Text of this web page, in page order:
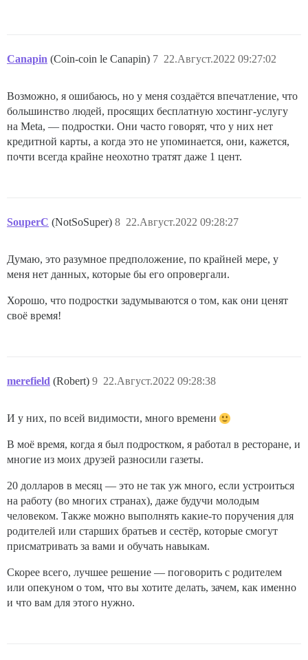
Canapin (Coin-coin le Canapin) 22.Август.2022 09:27:02
7
Возможно, я ошибаюсь, но у меня создаётся впечатление, что
большинство людей, просящих бесплатную хостинг-услугу
на Meta, — подростки. Они часто говорят, что у них нет
кредитной карты, а когда это не упоминается, они, кажется,
почти всегда крайне неохотно тратят даже 1 цент.
SouperC (NotSoSuper) 22.Август.2022 09:28:27
8
Думаю, это разумное предположение, по крайней мере, у
меня нет данных, которые бы его опровергали.
Хорошо, что подростки задумываются о том, как они ценят
своё время!
merefield (Robert) 22.Август.2022 09:28:38
9
И у них, по всей видимости, много времени
В моё время, когда я был подростком, я работал в ресторане, и
многие из моих друзей разносили газеты.
20 долларов в месяц — это не так уж много, если устроиться
на работу (во многих странах), даже будучи молодым
человеком. Также можно выполнять какие-то поручения для
родителей или старших братьев и сестёр, которые смогут
присматривать за вами и обучать навыкам.
Скорее всего, лучшее решение — поговорить с родителем
или опекуном о том, что вы хотите делать, зачем, как именно
и что вам для этого нужно.